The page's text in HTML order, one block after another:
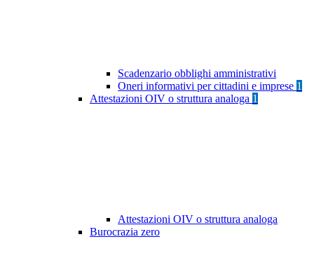
Scadenzario obblighi amministrativi
Oneri informativi per cittadini e imprese 1
Attestazioni OIV o struttura analoga 1
Attestazioni OIV o struttura analoga
Burocrazia zero